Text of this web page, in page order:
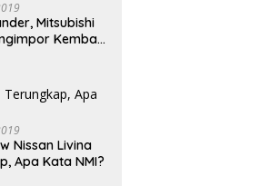
Mitsubishi
Kembali
Nissan Livina
Apa Kata NMI?